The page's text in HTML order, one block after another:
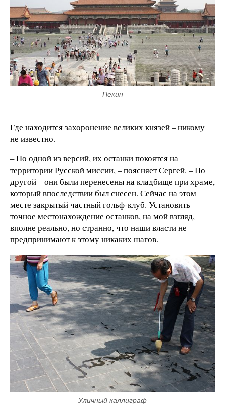
Пекин
Где находится захоронение великих князей – никому
не известно.
– По одной из версий, их останки покоятся на
территории Русской миссии, – поясняет Сергей. – По
другой – они были перенесены на кладбище при храме,
который впоследствии был снесен. Сейчас на этом
месте закрытый частный гольф-клуб. Установить
точное местонахождение останков, на мой взгляд,
вполне реально, но странно, что наши власти не
предпринимают к этому никаких шагов.
Уличный каллиграф